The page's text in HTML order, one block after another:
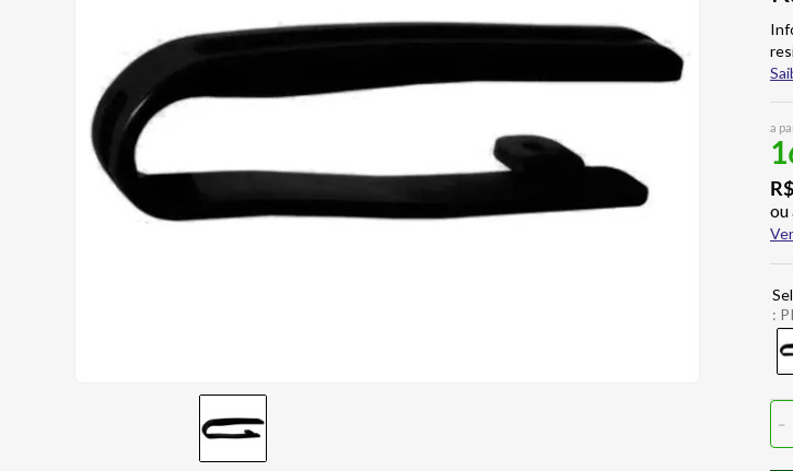
a
R$
ou
:
-
9º AIROH